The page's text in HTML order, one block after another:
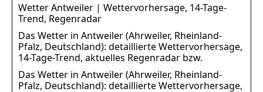
Wetter Antweiler | Wettervorhersage, 14-Tage-
Trend, Regenradar
Das Wetter in Antweiler (Ahrweiler, Rheinland-
Pfalz, Deutschland): detaillierte Wettervorhersage,
14-Tage-Trend, aktuelles Regenradar bzw.
Das Wetter in Antweiler (Ahrweiler, Rheinland-
Pfalz, Deutschland): detaillierte Wettervorhersage,